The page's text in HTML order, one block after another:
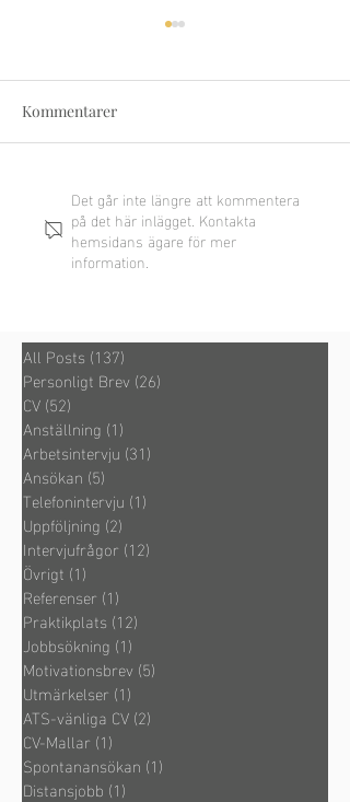
Kommentarer
Det går inte längre att kommentera
på det här inlägget. Kontakta
hemsidans ägare för mer
information.
All Posts (137)
Personligt Brev (26)
CV(52)
Anställning (1)
Arbetsintervju (31)
Ansökan (5)
Telefonintervju (1)
Uppföljning (2)
Intervjufrågor (12)
Övrigt (1)
Referenser (1)
Praktikplats (12)
Jobbsökning (1)
Motivationsbrev (5)
Utmärkelser (1)
ATS-vänliga CV(2)
CV-Mallar (1)
Spontanansökan (1)
Distansjobb (1)